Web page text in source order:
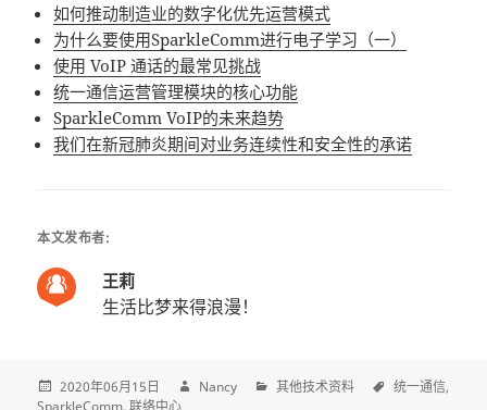
如何推动制造业的数字化优先运营模式
为什么要使用SparkleComm进行电子学习（一）
使用 VoIP 通话的最常见挑战
统一通信运营管理模块的核心功能
SparkleComm VoIP的未来趋势
我们在新冠肺炎期间对业务连续性和安全性的承诺
本文发布者:
王莉
生活比梦来得浪漫！
2020年06月15日 Nancy 其他技术资料
统一通信
SparkleComm 联络中心